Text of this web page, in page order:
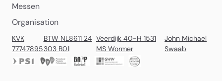
Messen
Organisation
KVK
77747895
BTW NL8611 24
303 B01
Veerdijk 40-H 1531
MS Wormer
John Michael
Swaab